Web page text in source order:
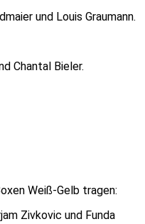
und Louis Graumann.
Chantal Bieler.
Weiß-Gelb tragen:
Zivkovic und Funda